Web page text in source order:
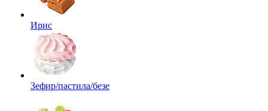
Ирис
Зефир/пастила/безе